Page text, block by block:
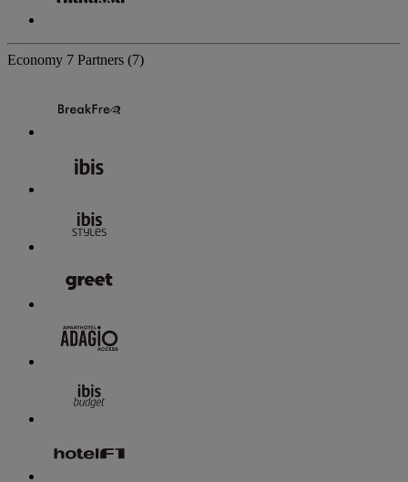
Economy 7 Partners (7)